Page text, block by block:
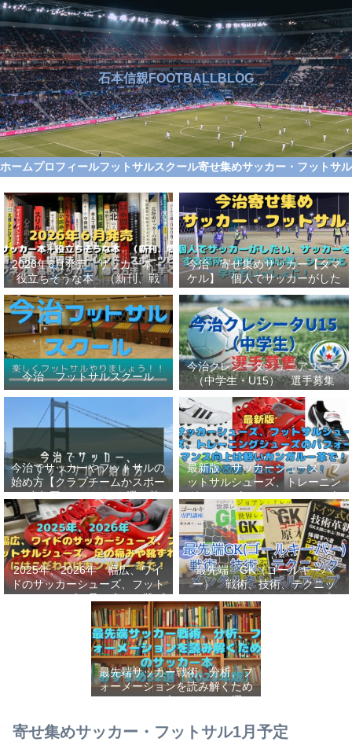
石本信親FOOTBALLBLOG
ホームプロフィールフットサルスクール寄せ集めサッカー・フット
2026年6月発売 サッカー本＋
役立ちそうな本 （新刊、戦
術、自伝、指導法、トレンド、
スポーツビジネス、高校サッカ
ー）勝つ方法、上手くなる方法
を見つけよう！
今治 寄せ集めサッカー【タマ
ケル】 個人でサッカーがした
い、サッカーをする場所、男
女、初心者、シニアも学生もい
っしょに！【タマケル】
今治 フットサルスクール
今治クレシータジュニアユース
（中学生・U15） 選手募集
今治でサッカーやフットサルの
始め方【クラブチームかスポー
ツ少年団かスクールを選ぶ基
準】小学生、幼児（年長・年
中）、サッカー
最新版 サッカーシューズ、フ
ットサルシューズ、トレーニン
グシューズのパフォーマンス向
上は軽いカンガルー革で！痛み
改善、足にフィット！
2025年、2026年 幅広、ワイ
ドのサッカーシューズ、フット
サルシューズ、足の痛みや靴ず
れにはこだわりはカンガルー革
で！
最先端 GK（ゴールキーパ
ー） 戦術、技術、テクニッ
ク、メンタルをレベルアップし
世界基準へ 練習メニューなど
選手、指導者おすすめ本 11
選
最先端サッカー戦術、分析、フ
ォーメーションを読み解くため
のサッカー本おすすめ32選
寄せ集めサッカー・フットサル1月予定